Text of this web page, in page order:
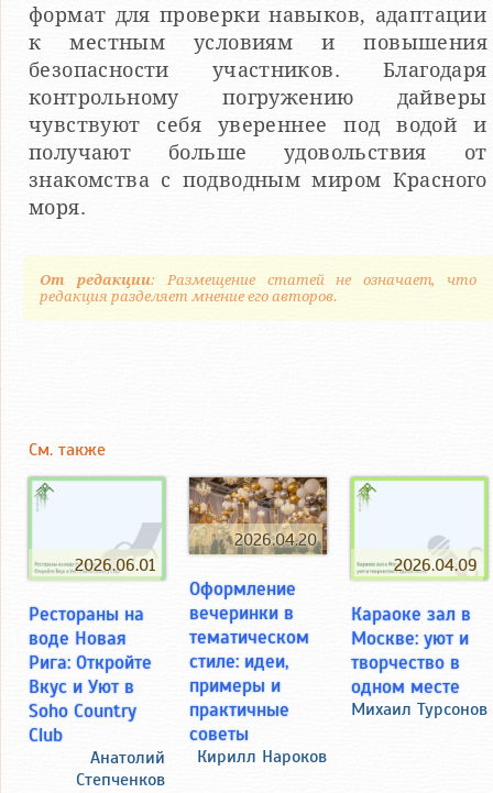
формат для проверки навыков, адаптации
к местным условиям и повышения
безопасности участников. Благодаря
контрольному погружению дайверы
чувствуют себя увереннее под водой и
получают больше удовольствия от
знакомства с подводным миром Красного
моря.
От редакции: Размещение статей не означает, что
редакция разделяет мнение его авторов.
См. также
2026.06.01
Рестораны на
воде Новая
Рига: Откройте
Вкус и Уют в
Soho Country
Club
Анатолий
Степченков
2026.04.20
Оформление
вечеринки в
тематическом
стиле: идеи,
примеры и
практичные
советы
Кирилл Нароков
2026.04.09
Караоке зал в
Москве: уют и
творчество в
одном месте
Михаил Турсонов